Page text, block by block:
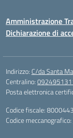
Amministrazione
Dichiarazione di
Indirizzo: C/da Santa
Centralino:
Posta elettronica
Codice fiscale:
Codice meccanografico: